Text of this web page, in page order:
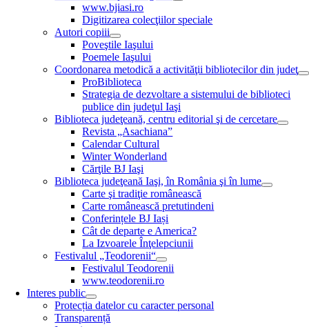
www.bjiasi.ro
Digitizarea colecţiilor speciale
Autori copiii
Poveştile Iaşului
Poemele Iaşului
Coordonarea metodică a activităţii bibliotecilor din judeţ
ProBiblioteca
Strategia de dezvoltare a sistemului de biblioteci
publice din judeţul Iaşi
Biblioteca judeţeană, centru editorial şi de cercetare
Revista „Asachiana”
Calendar Cultural
Winter Wonderland
Cărţile BJ Iaşi
Biblioteca judeţeană Iaşi, în România şi în lume
Carte şi tradiţie românească
Carte românească pretutindeni
Conferințele BJ Iași
Cât de departe e America?
La Izvoarele Înţelepciunii
Festivalul „Teodorenii“
Festivalul Teodorenii
www.teodorenii.ro
Interes public
Protecția datelor cu caracter personal
Transparență